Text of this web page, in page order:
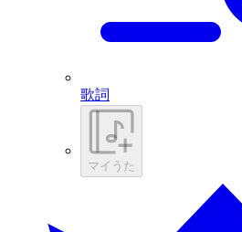
歌詞
マイうた